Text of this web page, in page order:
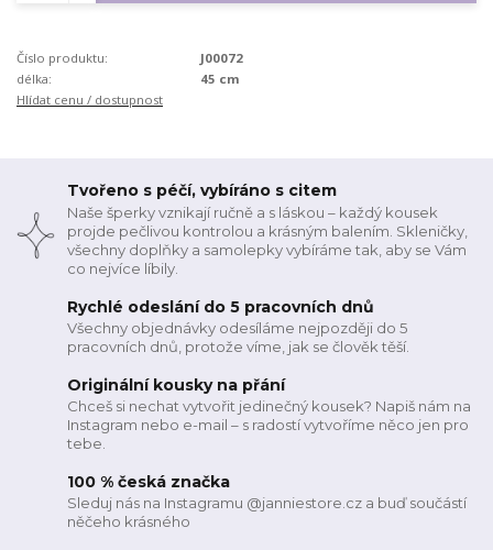
Číslo produktu:
J00072
délka:
45 cm
Hlídat cenu / dostupnost
Tvořeno s péčí, vybíráno s citem
Naše šperky vznikají ručně a s láskou – každý kousek
projde pečlivou kontrolou a krásným balením. Skleničky,
všechny doplňky a samolepky vybíráme tak, aby se Vám
co nejvíce líbily.
Rychlé odeslání do 5 pracovních dnů
Všechny objednávky odesíláme nejpozději do 5
pracovních dnů, protože víme, jak se člověk těší.
Originální kousky na přání
Chceš si nechat vytvořit jedinečný kousek? Napiš nám na
Instagram nebo e-mail – s radostí vytvoříme něco jen pro
tebe.
100 % česká značka
Sleduj nás na Instagramu @janniestore.cz a buď součástí
něčeho krásného